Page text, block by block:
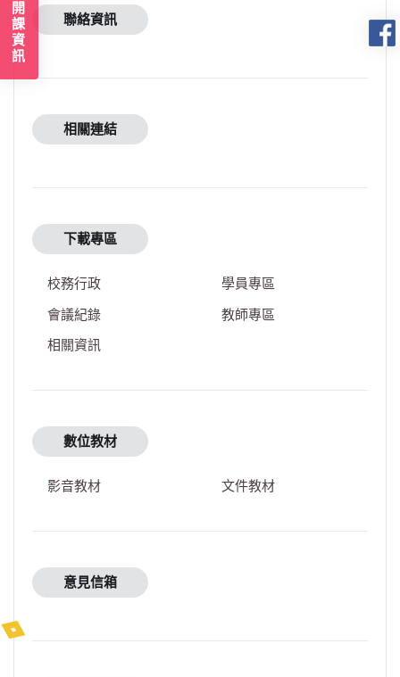
開課資訊 聯絡資訊
相關連結
下載專區
校務行政 學員專區
會議紀錄 教師專區
相關資訊
數位教材
影音教材 文件教材
意見信箱